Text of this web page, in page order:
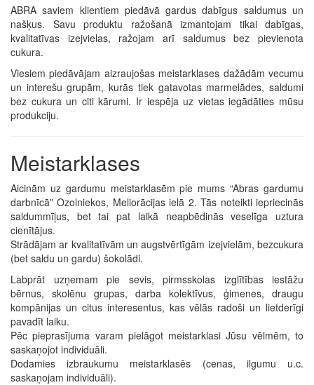
ABRA saviem klientiem piedāvā gardus dabīgus saldumus un
našķus. Savu produktu ražošanā izmantojam tikai dabīgas,
kvalitatīvas izejvielas, ražojam arī saldumus bez pievienota
cukura.
Viesiem piedāvājam aizraujošas meistarklases dažādām vecumu
un interešu grupām, kurās tiek gatavotas marmelādes, saldumi
bez cukura un citi kārumi. Ir iespēja uz vietas iegādāties mūsu
produkciju.
Meistarklases
Aicinām uz gardumu meistarklasēm pie mums “Abras gardumu
darbnīcā” Ozolniekos, Meliorācijas ielā 2. Tās noteikti iepriecinās
saldummīļus, bet tai pat laikā neapbēdinās veselīga uztura
cienītājus.
Strādājam ar kvalitatīvām un augstvērtīgām izejvielām, bezcukura
(bet saldu un gardu) šokolādi.
Labprāt uzņemam pie sevis, pirmsskolas izglītības iestāžu
bērnus, skolēnu grupas, darba kolektīvus, ģimenes, draugu
kompānijas un citus interesentus, kas vēlās radoši un lietderīgi
pavadīt laiku.
Pēc pieprasījuma varam pielāgot meistarklasi Jūsu vēlmēm, to
saskaņojot individuāli.
Dodamies izbraukumu meistarklasēs (cenas, ilgumu u.c.
saskaņojam individuāli).